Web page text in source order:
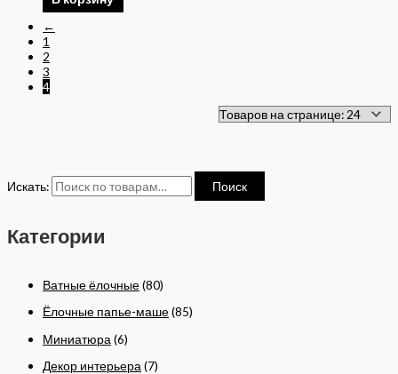
Искать: Поиск
Категории
Ватные ёлочные(80)
Ёлочные папье-маше(85)
Миниатюра (6)
Декор интерьера (7)
←
1
2
3
4